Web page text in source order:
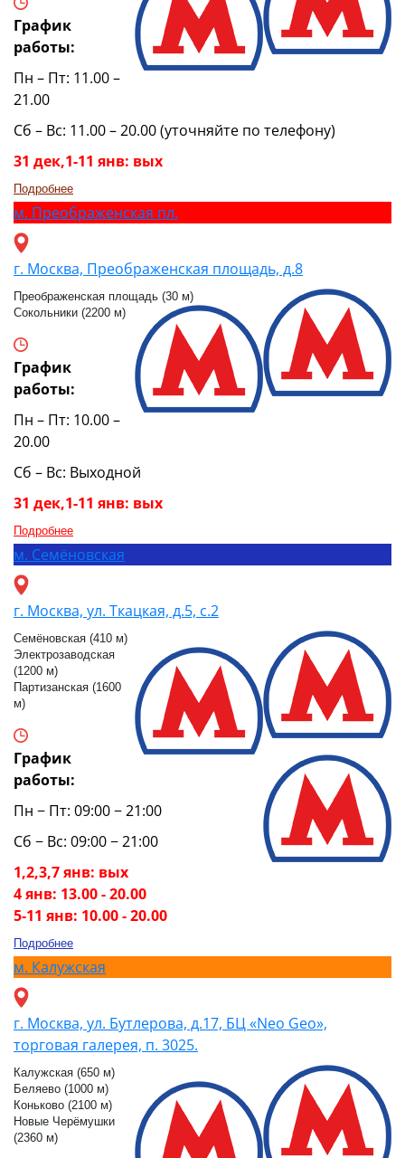
График
работы:
Пн – Пт: 11.00 –
21.00
Сб – Вс: 11.00 – 20.00 (уточняйте по телефону)
31 дек,1-11 янв: вых
Подробнее
м. Преображенская пл.
г. Москва, Преображенская площадь, д.8
Преображенская площадь (30 м)
Сокольники (2200 м)
График
работы:
Пн – Пт: 10.00 –
20.00
Сб – Вс: Выходной
31 дек,1-11 янв: вых
Подробнее
м. Семёновская
г. Москва, ул. Ткацкая, д.5, с.2
Семёновская (410 м)
Электрозаводская
(1200 м)
Партизанская (1600
м)
График
работы:
Пн − Пт: 09:00 − 21:00
Сб − Вс: 09:00 − 21:00
1,2,3,7 янв: вых
4 янв: 13.00 - 20.00
5-11 янв: 10.00 - 20.00
Подробнее
м. Калужская
г. Москва, ул. Бутлерова, д.17, БЦ «Neo Geo»,
торговая галерея, п. 3025.
Калужская (650 м)
Беляево (1000 м)
Коньково (2100 м)
Новые Черёмушки
(2360 м)